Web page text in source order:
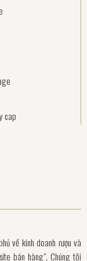
cap
về kinh doanh rượu và
bán hàng", Chúng tôi